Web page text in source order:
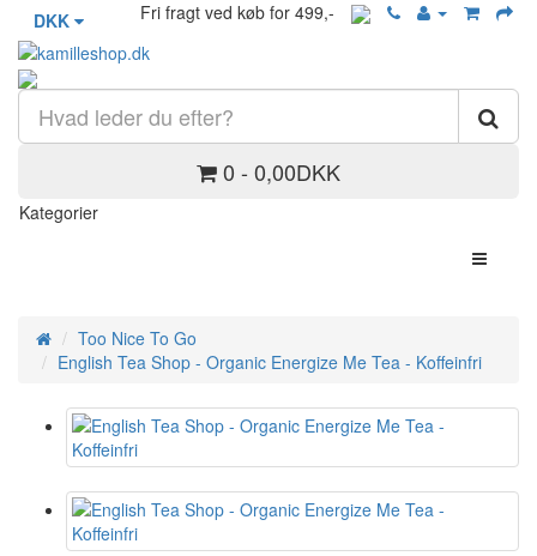
DKK Fri fragt ved køb for 499,-
0 - 0,00DKK
Kategorier
Too Nice To Go
English Tea Shop - Organic Energize Me Tea - Koffeinfri